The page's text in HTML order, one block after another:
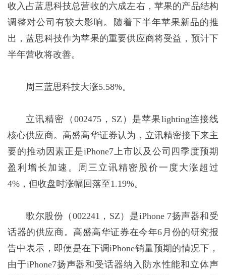
收入占蓝思科技总营收的六成左右，苹果的产品结构
调整对公司有较大影响。随着下半年苹果新品的推
出，蓝思科技作为苹果的重要供应商将受益，预计下
半年营收将改善。
周三蓝思科技大涨5.58%。
立讯精密（002475，SZ）是苹果lighting连接线
核心供应商。高盛高华证券认为，立讯精密接下来主
要的推动因素正是iPhone7上市以及公司四季度预期
盈利增长加速。周三立讯精密股价一度大涨超过
4%，但收盘时涨幅回落至1.19%。
歌尔股份（002241，SZ）是iPhone 7扬声器和受
话器的供应商。高盛高华证券在今年6月份的研究报
告中表示，即便是在下调iPhone销量预期的情况下，
由于iPhone7扬声器和受话器纳入防水性能和立体声